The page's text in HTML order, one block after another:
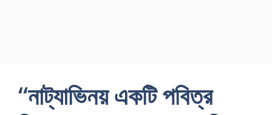
“নাট্যাভিনয় একটি পবিত্র